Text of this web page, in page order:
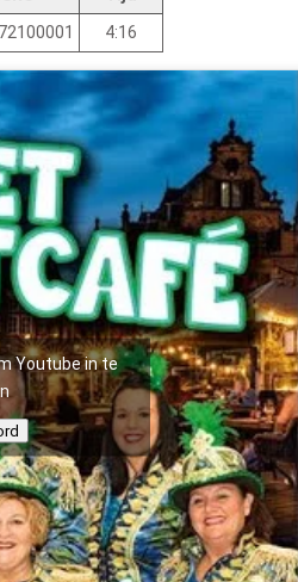
4:16
Youtube in te